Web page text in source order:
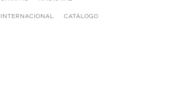
INTERNACIONAL CATÁLOGO